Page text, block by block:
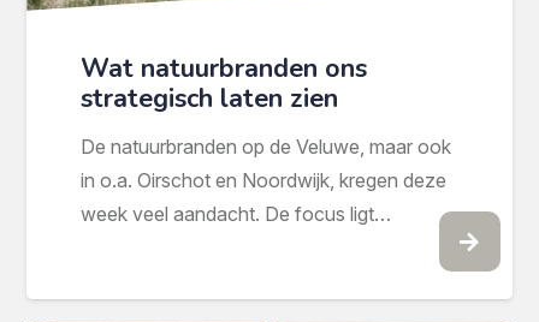
Wat natuurbranden ons
strategisch laten zien
De natuurbranden op de Veluwe, maar ook
in o.a. Oirschot en Noordwijk, kregen deze
week veel aandacht. De focus ligt…